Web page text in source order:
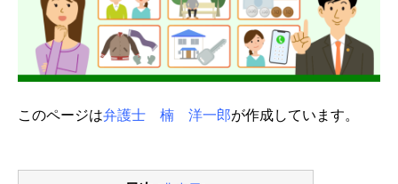
このページは弁護士 楠 洋一郎が作成しています。